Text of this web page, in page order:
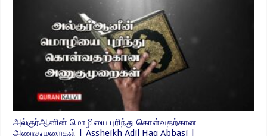
அல்குர்ஆனின் மொழியை புரிந்து கொள்வதற்கான
அணுகுமுறைகள் | Assheikh Adil Haq Abbasi |